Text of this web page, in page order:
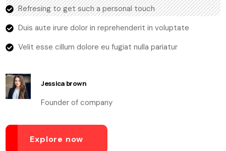
Refresing to get such a personal touch
Duis aute irure dolor in reprehenderit in voluptate
Velit esse cillum dolore eu fugiat nulla pariatur
Jessica brown
Founder of company
Explore now